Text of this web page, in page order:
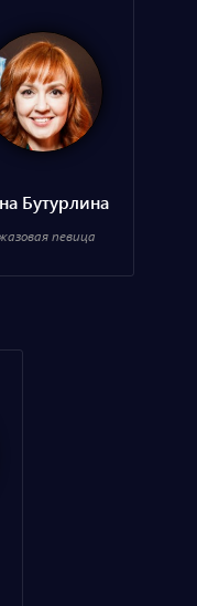
Бутурлина
певица